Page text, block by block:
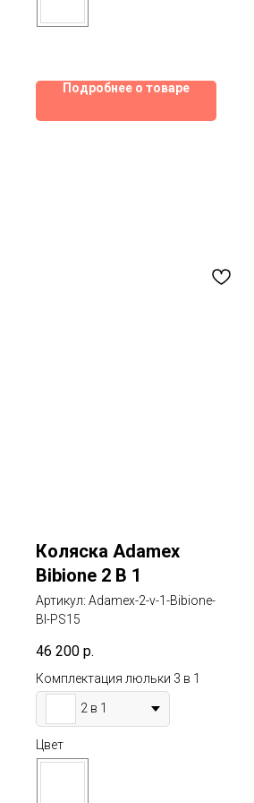
Подробнее о товаре
Коляска Adamex
Bibione 2 В 1
Артикул: Adamex-2-v-1-Bibione-
BI-PS15
46 200 р.
Комплектация люльки 3 в 1
2 в 1
Цвет